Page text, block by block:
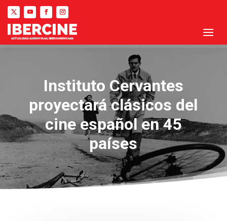
Instituto Cervantes
proyectará clásicos del
cine español en 45
países